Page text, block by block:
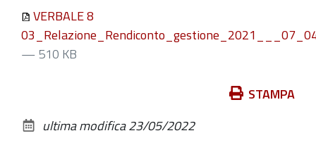
VERBALE 8
— 510 KB
documento
STAMPA
ultima modifica23/05/2022